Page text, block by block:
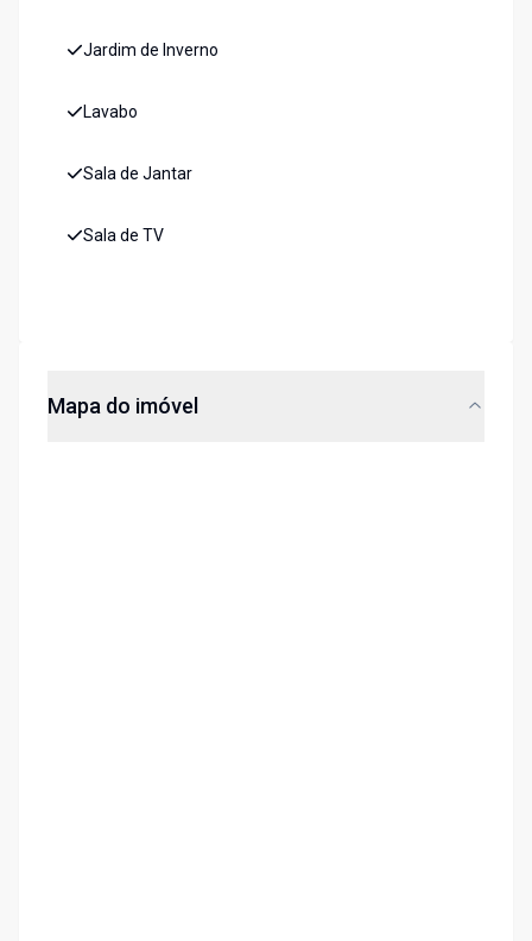
Jardim de Inverno
Lavabo
Sala de Jantar
Sala de TV
Mapa do imóvel